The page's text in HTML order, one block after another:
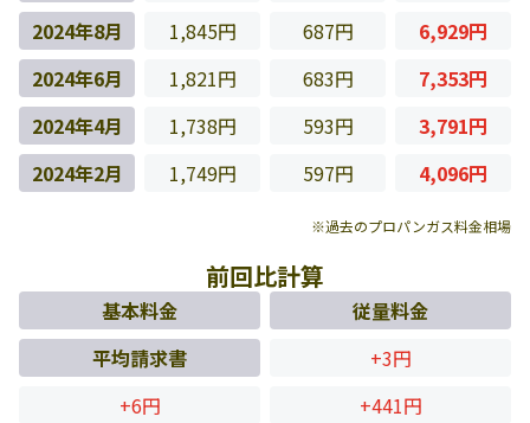
2024年8月
1,845円 687円
6,929円
2024年6月
1,821円 683円
7,353円
2024年4月
1,738円 593円
3,791円
2024年2月
1,749円 597円 4,096円
※過去のプロパンガス料金相場
前回比計算
基本料金
従量料金
平均請求書
+3円
+6円
+441円